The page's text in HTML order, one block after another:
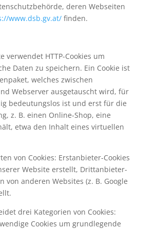
deren Webseiten
www.dsb.gv.at/finden.
verwendet HTTP-Cookies um
Daten zu speichern. Ein Cookie ist
welches zwischen
Webserver ausgetauscht wird, für
bedeutungslos ist und erst für die
z. B. einen Online-Shop, eine
etwa den Inhalt eines virtuellen
von Cookies: Erstanbieter-Cookies
Website erstellt, Drittanbieter-
von anderen Websites (z. B. Google
drei Kategorien von Cookies:
Cookies um grundlegende